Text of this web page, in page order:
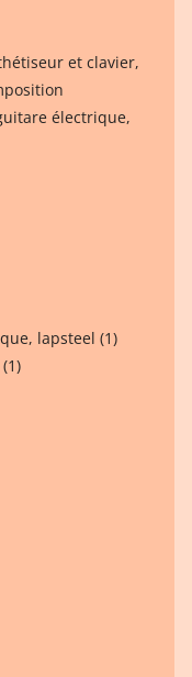
et clavier,
électrique,
lapsteel (1)